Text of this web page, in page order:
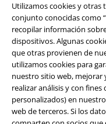
Utilizamos cookies y otras
conjunto conocidas como
recopilar información
dispositivos. Algunas
que otras provienen de
utilizamos cookies para
nuestro sitio web, mejorar
realizar análisis y con
personalizados) en
web de terceros. Si los
Legal